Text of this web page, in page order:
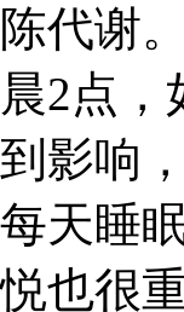
陈代谢
晨2点
到影响
每天睡
悦也很